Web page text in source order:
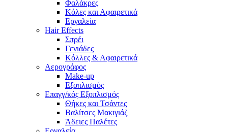
Φαλάκρες
Κόλες και Αφαιρετικά
Εργαλεία
Hair Effects
Σπρέι
Γενιάδες
Κόλλες & Αφαιρετικά
Αερογράφος
Make-up
Εξοπλισμός
Επαγγ/κός Εξοπλισμός
Θήκες και Τσάντες
Βαλίτσες Μακιγιάζ
Άδειες Παλέτες